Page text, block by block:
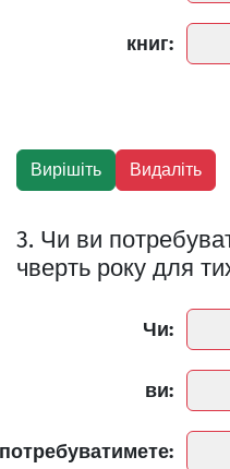
книг:
3. Чи ви
чверть року для
Чи:
ви:
потребуватимете: